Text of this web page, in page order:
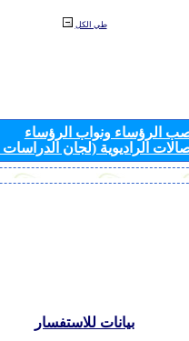
طي الكل
الرؤساء ونواب الرؤساء
الراديوية (لجان
بيانات للاستفسار